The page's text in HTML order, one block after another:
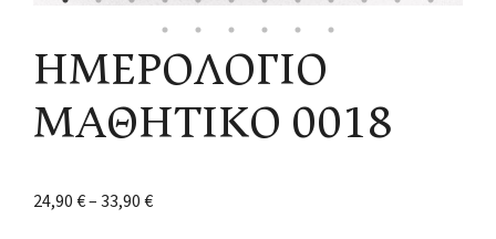
ΗΜΕΡΟΛΟΓΙΟ
ΜΑΘΗΤΙΚΟ 0018
24,90€–33,90€